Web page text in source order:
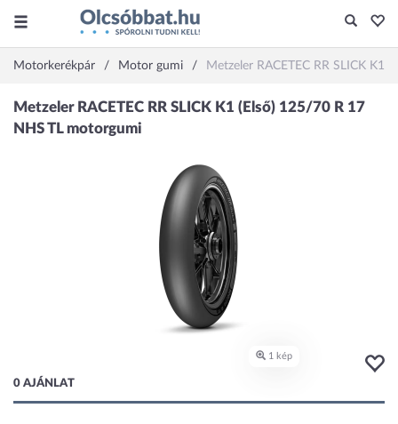
Motorkerékpár Motor gumi Metzeler RACETEC RR SLICK
0 AJÁNLAT